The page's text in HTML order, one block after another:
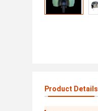
Product Details